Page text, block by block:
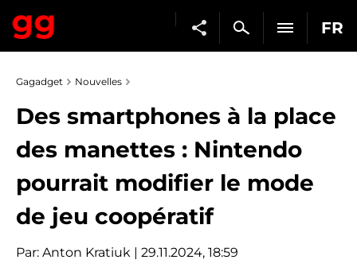
FR
Gagadget Nouvelles
Des smartphones à la place
des manettes : Nintendo
pourrait modifier le mode
de jeu coopératif
Par: Anton Kratiuk | 29.11.2024, 18:59